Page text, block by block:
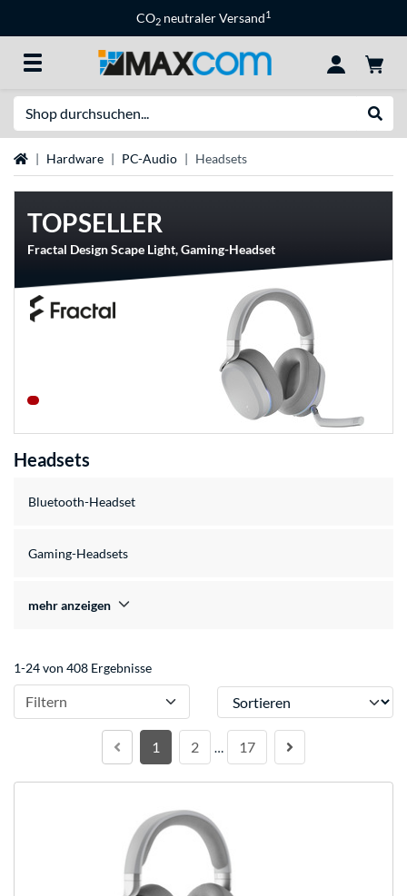
CO2 neutraler Versand1
StartseiteHardware PC-Audio Headsets
TOPSELLER
Fractal Design Scape Light, Gaming-Headset
Headsets
Bluetooth-Headset
Gaming-Headsets
mehr anzeigen
1-24 von 408 Ergebnisse
Filtern Sortieren
1 2 … 17